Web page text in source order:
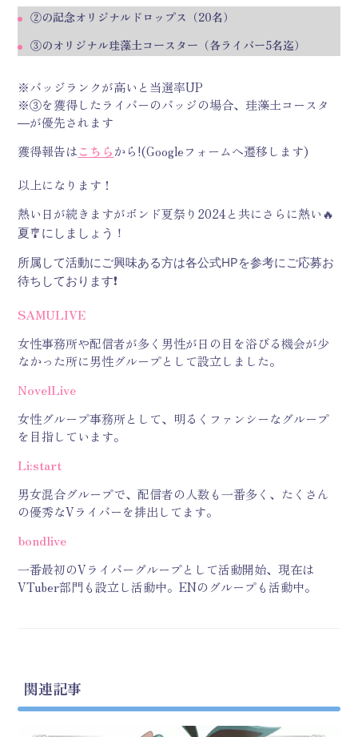
②の記念オリジナルドロップス（20名）
③のオリジナル珪藻土コースター（各ライバー5名迄）
※バッジランクが高いと当選率UP
※③を獲得したライバーのバッジの場合、珪藻土コースタ
―が優先されます
獲得報告はこちらから!(Googleフォームへ遷移します)
以上になります！
熱い日が続きますがボンド夏祭り2024と共にさらに熱い 🔥
夏🎐にしましょう！
所属して活動にご興味ある方は各公式HPを参考にご応募お
待ちしております❗
SAMULIVE
女性事務所や配信者が多く男性が日の目を浴びる機会が少
なかった所に男性グループとして設立しました。
NovelLive
女性グループ事務所として、明るくファンシーなグループ
を目指しています。
Li:start
男女混合グループで、配信者の人数も一番多く、たくさん
の優秀なVライバーを排出してます。
bondlive
一番最初のVライバーグループとして活動開始、現在は
VTuber部門も設立し活動中。ENのグループも活動中。
関連記事